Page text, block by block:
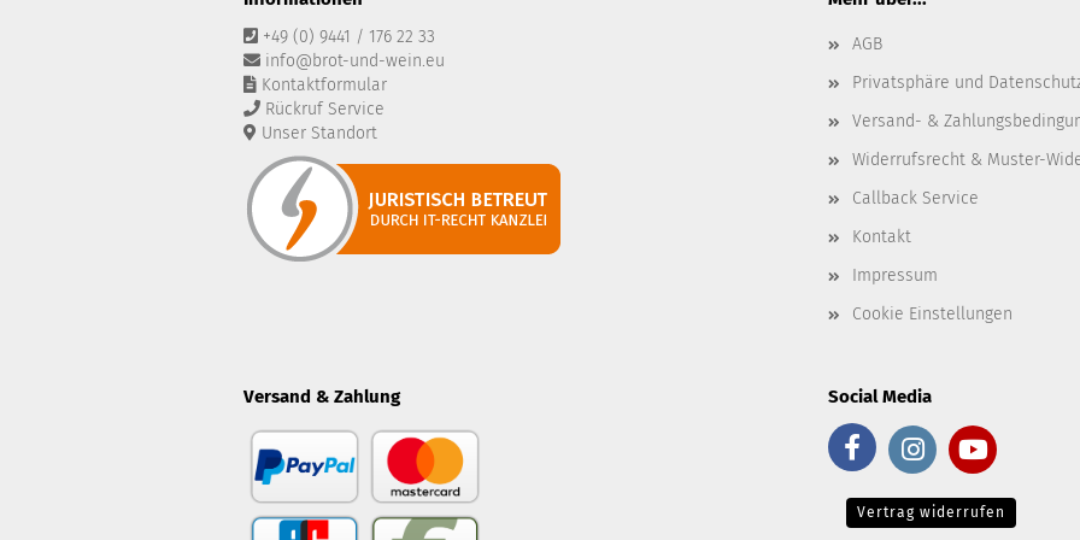
+49 (0) 9441 / 176 22 33
info@brot-und-wein.eu
Kontaktformular
Rückruf Service
Unser Standort
AGB
Privatsphäre und
Versand- &
Widerrufsrecht & Muster-
Callback Service
Kontakt
Impressum
Cookie Einstellungen
Versand & Zahlung Social Media
Vertrag widerrufen